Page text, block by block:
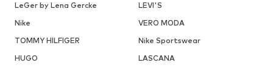
LeGer by Lena Gercke
LEVI'S
Nike
VERO MODA
TOMMY HILFIGER
Nike Sportswear
HUGO
LASCANA